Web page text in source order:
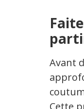
Avant
Cette